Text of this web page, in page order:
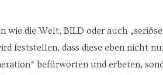
wie die Welt, BILD oder auch
feststellen, dass diese eben nicht
befürworten und erbeten,